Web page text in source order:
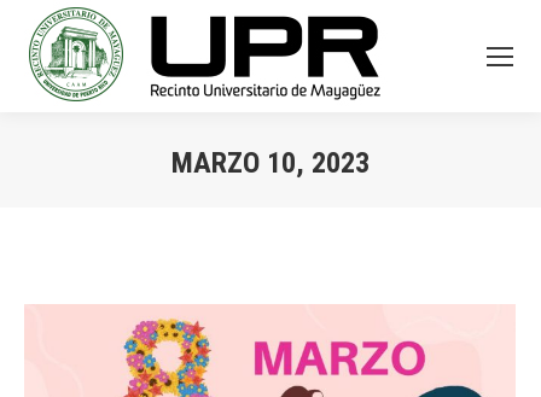
MARZO 10, 2023